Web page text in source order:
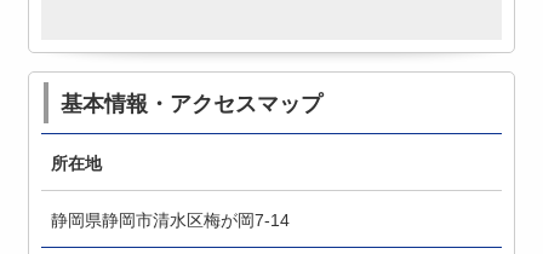
基本情報・アクセスマップ
所在地
静岡県静岡市清水区梅が岡7-14